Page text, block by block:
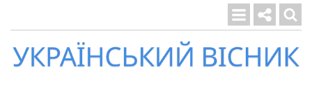
Український
вісник